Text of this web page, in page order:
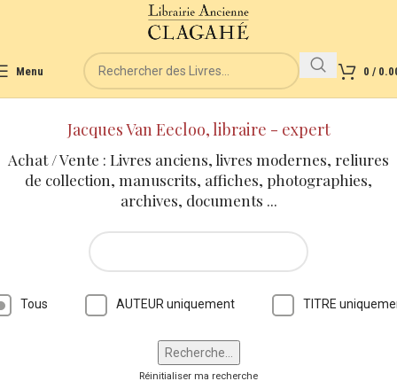
Menu 0 /
Jacques Van Eecloo, libraire - expert
Achat / Vente : Livres anciens, livres modernes, reliures
de collection, manuscrits, affiches, photographies,
archives, documents ...
Tous AUTEUR uniquement TITRE
Réinitialiser ma recherche